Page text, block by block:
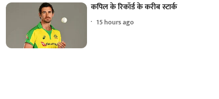
कपिल के रिकॉर्ड के करीब स्टार्क
15 hours ago